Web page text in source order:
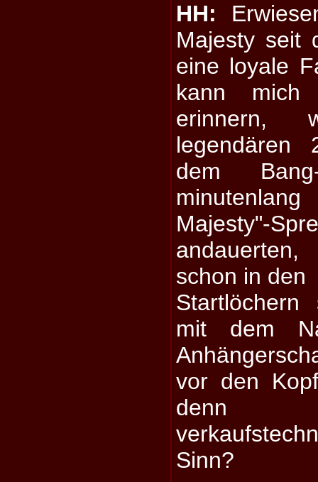
HH:
Majesty seit
eine loyale
kann
erinnern,
legendären
dem
Majesty"-
schon in den
mit dem
vor den
denn
Sinn?